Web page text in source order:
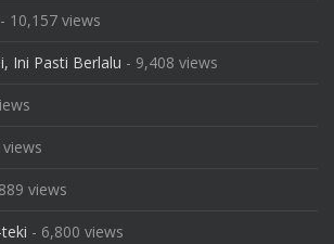
- 10,157 views
Ini Pasti Berlalu - 9,408 views
views
- 6,800 views